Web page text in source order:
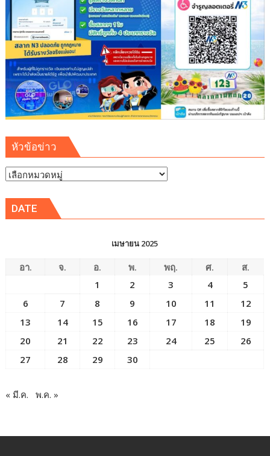
หัวข้อข่าว
หัวข้อ
DATE
เมษายน 2025
อา. จ. อ. พ. พฤ. ศ.
ส.
1
2 3 4
5
6
7 8 9 10 11
12
13
14 15 16 17 18
19
20
21 22 23 24 25
26
27
28 29 30
« มี.ค. พ.ค. »